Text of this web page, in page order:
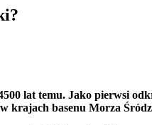
lat temu. Jako pierwsi
krajach basenu Morza